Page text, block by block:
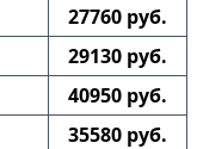
27760 руб.
29130 руб.
40950 руб.
35580 руб.